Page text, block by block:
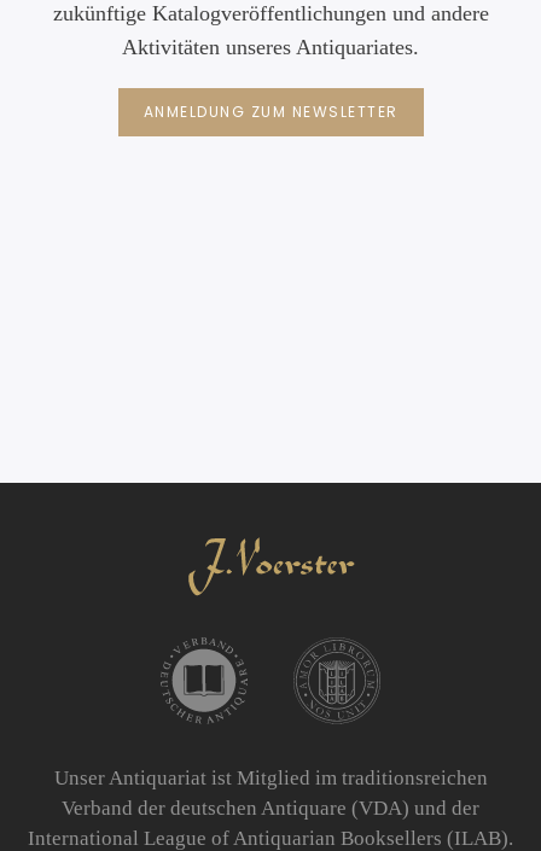
zukünftige Katalogveröffentlichungen und andere
Aktivitäten unseres Antiquariates.
ANMELDUNG ZUM NEWSLETTER
Unser Antiquariat ist Mitglied im traditionsreichen
Verband der deutschen Antiquare (VDA) und der
International League of Antiquarian Booksellers (ILAB).